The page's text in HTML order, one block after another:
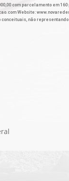
com parcelamento em
Website:
não